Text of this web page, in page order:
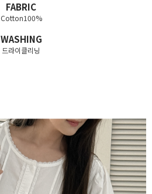
FABRIC
Cotton100%
WASHING
드라이클리닝